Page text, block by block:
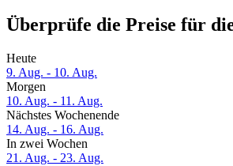
Überprüfe die Preise für
Heute
9. Aug. - 10. Aug.
Morgen
10. Aug. - 11. Aug.
Nächstes Wochenende
14. Aug. - 16. Aug.
In zwei Wochen
21. Aug. - 23. Aug.